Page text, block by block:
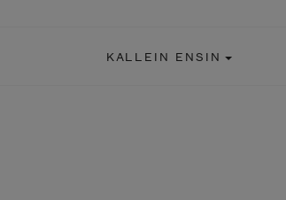
KALLEIN ENSIN